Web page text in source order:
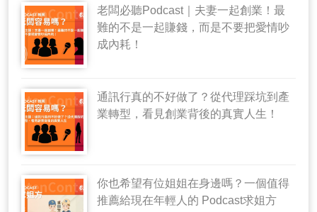
老闆必聽Podcast｜夫妻一起創業！最
難的不是一起賺錢，而是不要把愛情吵
成內耗！
通訊行真的不好做了？從代理踩坑到產
業轉型，看見創業背後的真實人生！
你也希望有位姐姐在身邊嗎？一個值得
推薦給現在年輕人的 Podcast求姐方